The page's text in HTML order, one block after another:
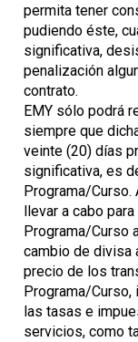
permita tener
pudiendo éste,
significativa,
penalización
contrato.
EMY sólo podrá
siempre que
veinte (20) días
significativa, es
Programa/
llevar a cabo
Programa/Curso
cambio de divisa
precio de los
Programa/Curso,
las tasas e
servicios, como